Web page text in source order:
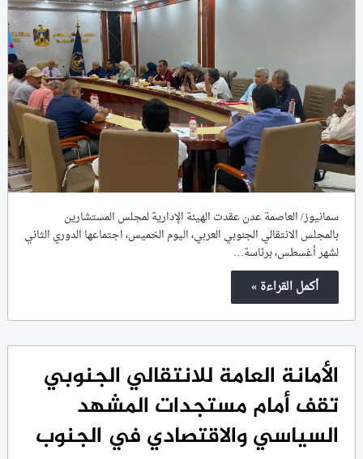
سمانيوز/ العاصمة عدن عقدت الهيئة الإدارية لمجلس المستشارين
بالمجلس الانتقالي الجنوبي العربي، اليوم الخميس، اجتماعها الدوري الثاني
لشهر أغسطس، برئاسة…
أكمل القراءة »
الأمانة العامة للانتقالي الجنوبي
تقف أمام مستجدات المشهد
السياسي والاقتصادي في الجنوب